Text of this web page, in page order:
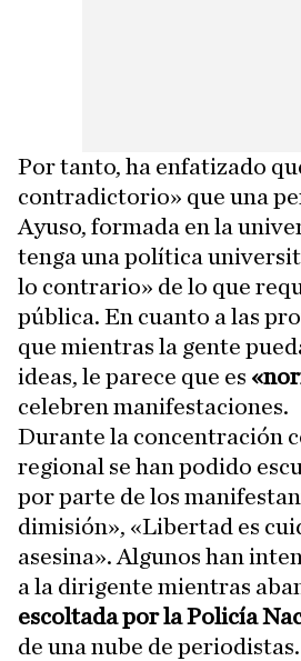
Por tanto, ha enfatizado
contradictorio» que una
Ayuso, formada en la
tenga una política
lo contrario» de lo que
pública. En cuanto a las
que mientras la gente
ideas, le parece que es
celebren manifestaciones.
Durante la concentración
regional se han podido
por parte de los
dimisión», «Libertad es
asesina». Algunos han
a la dirigente mientras
escoltada por la Policía
de una nube de periodistas.